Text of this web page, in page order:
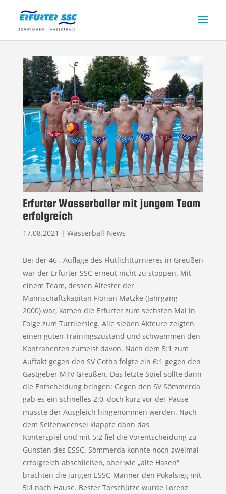
Erfurter Wasserballer mit jungem Team
erfolgreich
17.08.2021 | Wasserball-News
Bei der 46 . Auflage des Flutlichtturnieres in Greußen
war der Erfurter SSC erneut nicht zu stoppen. Mit
einem Team, dessen Ältester der
Mannschaftskapitän Florian Matzke (Jahrgang
2000) war, kamen die Erfurter zum sechsten Mal in
Folge zum Turniersieg. Alle sieben Akteure zeigten
einen guten Trainingszustand und schwammen den
Kontrahenten zumeist davon. Nach dem 5:1 zum
Auftakt gegen den SV Gotha folgte ein 6:1 gegen den
Gastgeber MTV Greußen. Das letzte Spiel sollte dann
die Entscheidung bringen: Gegen den SV Sömmerda
gab es ein schnelles 2:0, doch kurz vor der Pause
musste der Ausgleich hingenommen werden. Nach
dem Seitenwechsel klappte dann das
Konterspiel und mit 5:2 fiel die Vorentscheidung zu
Gunsten des ESSC. Sömmerda konnte noch zweimal
erfolgreich abschließen, aber wie „alte Hasen“
brachten die jungen ESSC-Männer den Pokalsieg mit
5:4 nach Hause. Bester Torschütze wurde Lorenz